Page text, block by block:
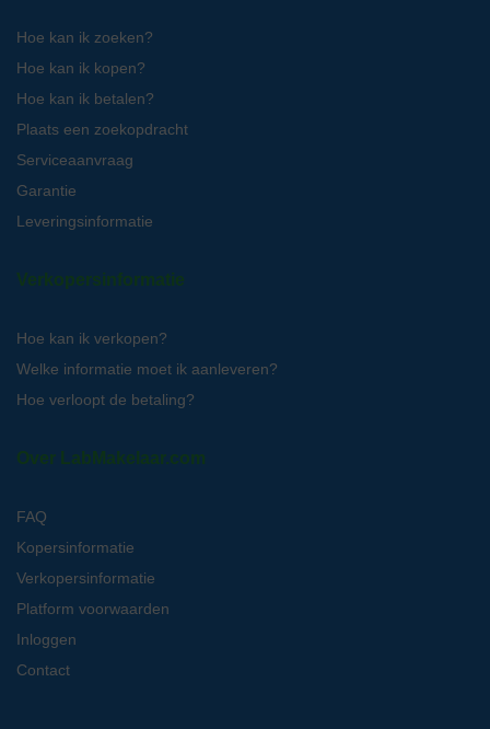
Hoe kan ik zoeken?
Hoe kan ik kopen?
Hoe kan ik betalen?
Plaats een zoekopdracht
Serviceaanvraag
Garantie
Leveringsinformatie
Verkopersinformatie
Hoe kan ik verkopen?
Welke informatie moet ik aanleveren?
Hoe verloopt de betaling?
Over LabMakelaar.com
FAQ
Kopersinformatie
Verkopersinformatie
Platform voorwaarden
Inloggen
Contact